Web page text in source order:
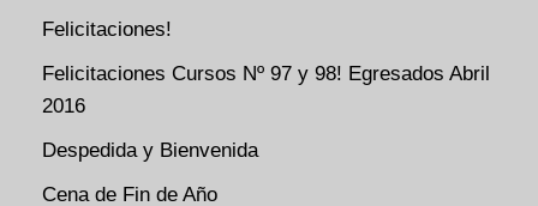
Felicitaciones!
Felicitaciones Cursos Nº 97 y 98! Egresados Abril
2016
Despedida y Bienvenida
Cena de Fin de Año